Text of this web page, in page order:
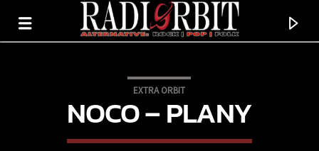
EXTRA ORBIT
NOCO – PLANY